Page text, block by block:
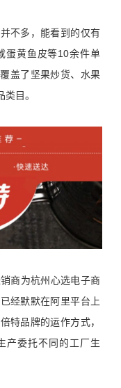
不多，能看到的仅有
蛋黄鱼皮等10余件单
盖了坚果炒货、水果
目。
商为杭州心选电子商
经默默在阿里平台上
特品牌的运作方式，
产委托不同的工厂生